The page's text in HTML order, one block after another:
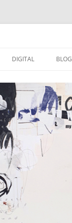
DIGITAL BLOG